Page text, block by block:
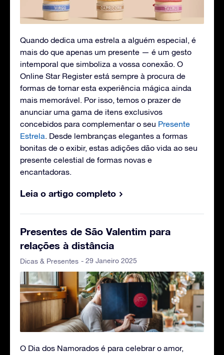
Quando dedica uma estrela a alguém especial, é
mais do que apenas um presente — é um gesto
intemporal que simboliza a vossa conexão. O
Online Star Register está sempre à procura de
formas de tornar esta experiência mágica ainda
mais memorável. Por isso, temos o prazer de
anunciar uma gama de itens exclusivos
concebidos para complementar o seu Presente
Estrela. Desde lembranças elegantes a formas
bonitas de o exibir, estas adições dão vida ao seu
presente celestial de formas novas e
encantadoras.
Leia o artigo completo
Presentes de São Valentim para
relações à distância
Dicas & Presentes - 29 Janeiro 2025
O Dia dos Namorados é para celebrar o amor,